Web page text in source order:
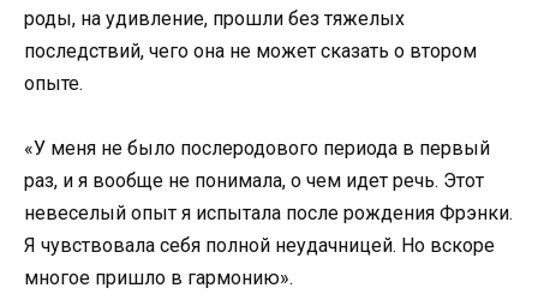
роды, на удивление, прошли без тяжелых
последствий, чего она не может сказать о втором
опыте.
«У меня не было послеродового периода в первый
раз, и я вообще не понимала, о чем идет речь. Этот
невеселый опыт я испытала после рождения Фрэнки.
Я чувствовала себя полной неудачницей. Но вскоре
многое пришло в гармонию».